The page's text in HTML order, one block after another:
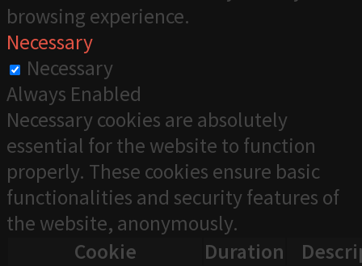
browsing experience.
Necessary
Necessary
Always Enabled
Necessary cookies are absolutely
essential for the website to function
properly. These cookies ensure basic
functionalities and security features of
the website, anonymously.
Cookie
Duration